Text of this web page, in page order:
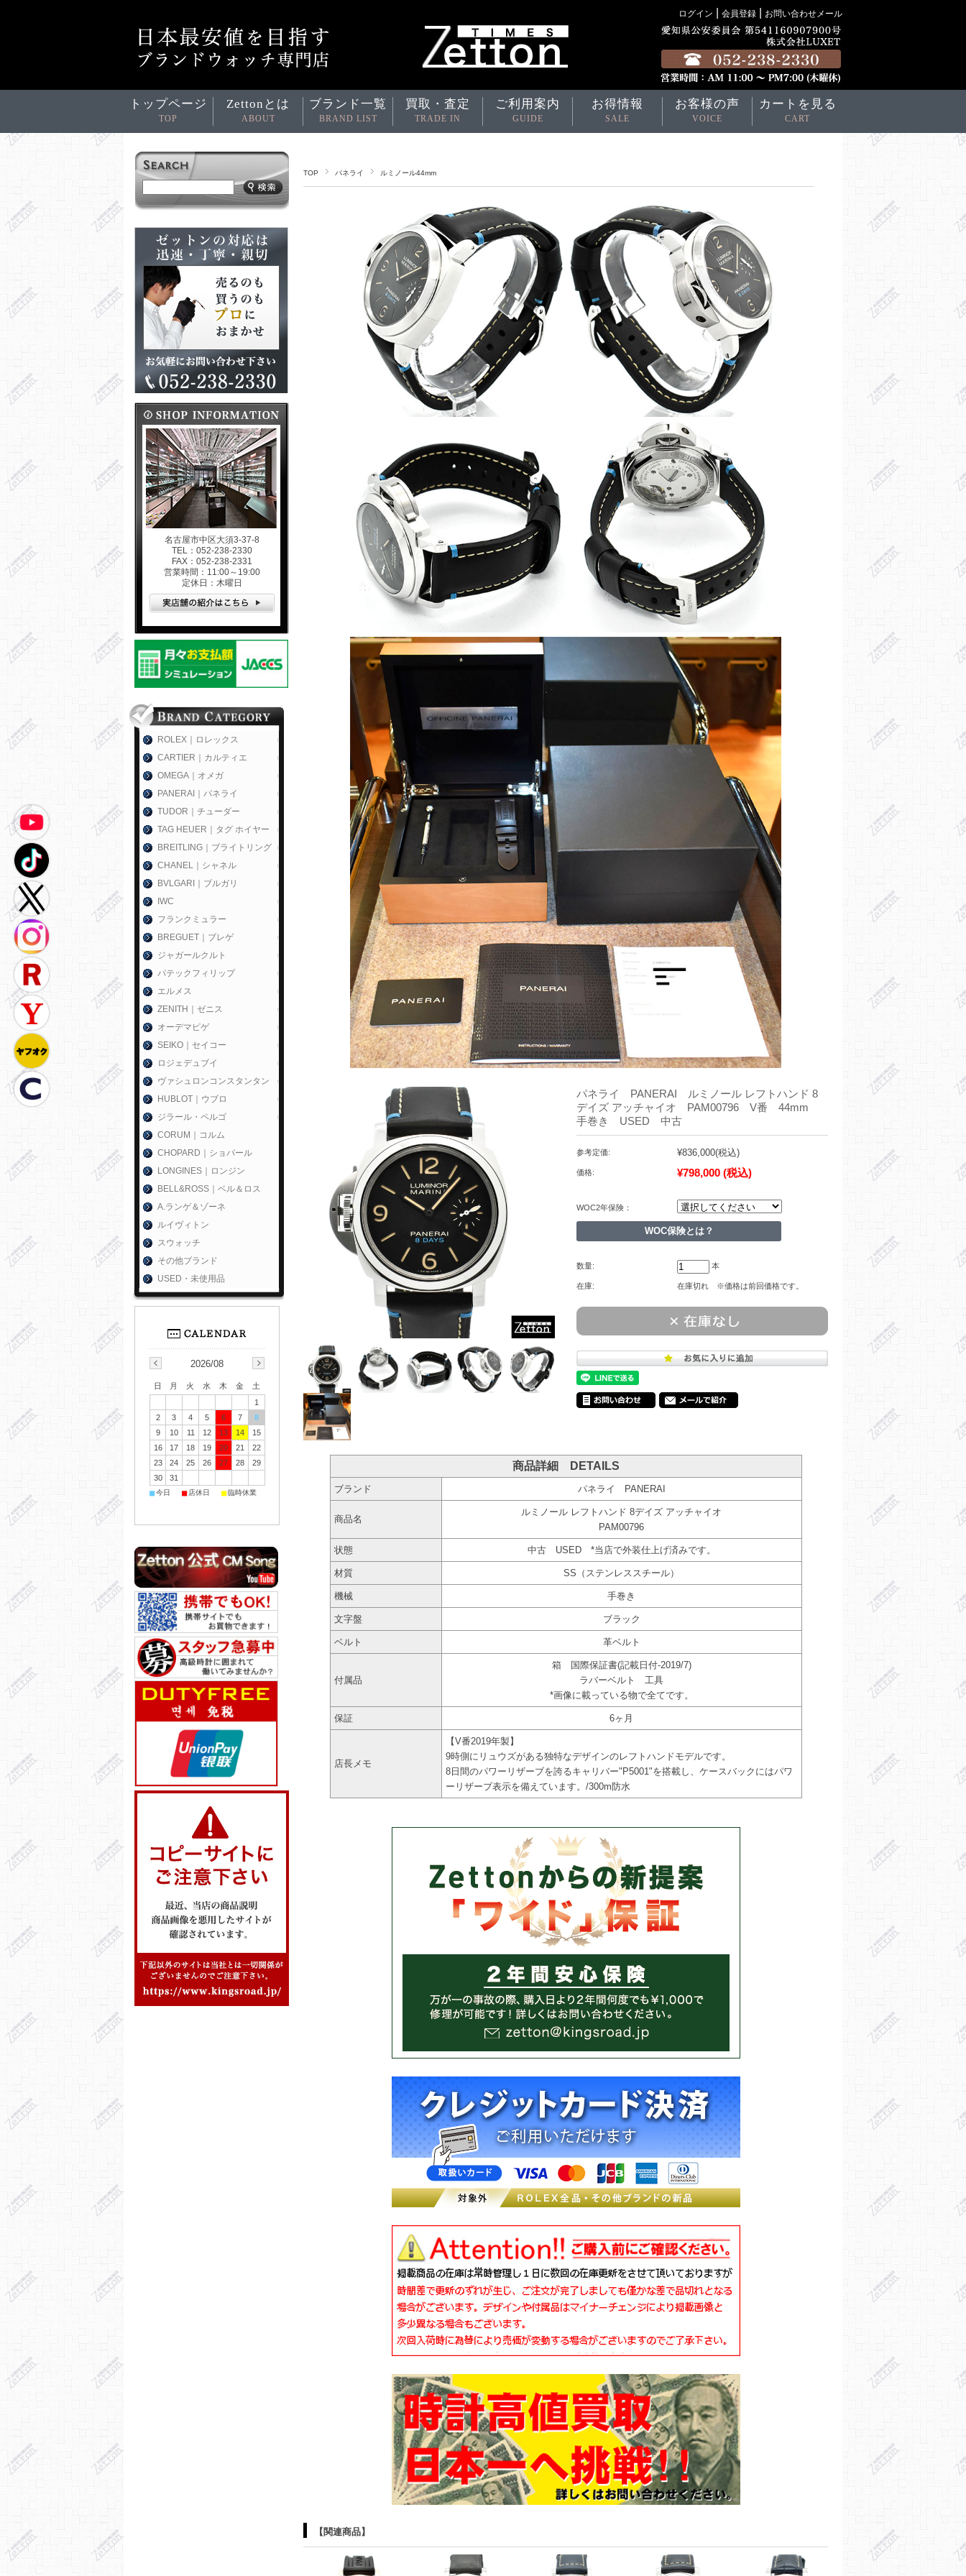
ログイン 会員登録 お問い合わせメール
トップページ
TOP
Zettonとは
ABOUT
ブランド一覧
BRAND LIST
買取・査定
TRADE IN
ご利用案内
GUIDE
お得情報
SALE
お客様の声
VOICE
カートを見る
CART
TOP パネライ ルミノール44mm
パネライ PANERAI ルミノール レフトハンド 8
デイズ アッチャイオ PAM00796 V番 44mm
手巻き USED 中古
参考定価: ¥836,000(税込)
価格: ¥798,000 (税込)
WOC2年保険：
WOC保険とは？
数量: 本
在庫: 在庫切れ ※価格は前回価格です。
商品詳細 DETAILS
ブランド パネライ PANERAI
商品名
ルミノール レフトハンド 8デイズ アッチャイオ
PAM00796
状態 中古 USED *当店で外装仕上げ済みです。
材質 SS（ステンレススチール）
機械 手巻き
文字盤 ブラック
ベルト 革ベルト
付属品
箱 国際保証書(記載日付-2019/7)
ラバーベルト 工具
*画像に載っている物で全てです。
保証 6ヶ月
店長メモ
【V番2019年製】
9時側にリュウズがある独特なデザインのレフトハンドモデルです。
8日間のパワーリザーブを誇るキャリバー"P5001"を搭載し、ケースバックにはパワ
ーリザーブ表示を備えています。/300m防水
【関連商品】
名古屋市中区大須3-37-8
TEL：052-238-2330
FAX：052-238-2331
営業時間：11:00～19:00
定休日：木曜日
ROLEX｜ロレックス
CARTIER｜カルティエ
OMEGA｜オメガ
PANERAI｜パネライ
TUDOR｜チューダー
TAG HEUER｜タグ ホイヤー
BREITLING｜ブライトリング
CHANEL｜シャネル
BVLGARI｜ブルガリ
IWC
フランクミュラー
BREGUET｜ブレゲ
ジャガールクルト
パテックフィリップ
エルメス
ZENITH｜ゼニス
オーデマピゲ
SEIKO｜セイコー
ロジェデュブイ
ヴァシュロンコンスタンタン
HUBLOT｜ウブロ
ジラール・ペルゴ
CORUM｜コルム
CHOPARD｜ショパール
LONGINES｜ロンジン
BELL&ROSS｜ベル＆ロス
A.ランゲ＆ゾーネ
ルイヴィトン
スウォッチ
その他ブランド
USED・未使用品
2026/08
日 月 火 水 木 金
土
1
2
3 4 5 6 7
8
9
10 11 12 13 14
15
16
17 18 19 20 21
22
23
24 25 26 27 28
29
30
31
■今日 ■ 店休日 ■臨時休業